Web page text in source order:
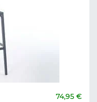
74,95 €